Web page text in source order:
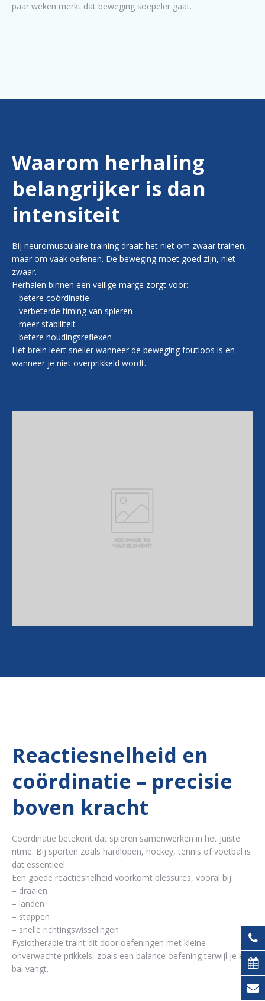
paar weken merkt dat beweging soepeler gaat.
Waarom herhaling
belangrijker is dan
intensiteit
Bij neuromusculaire training draait het niet om zwaar trainen,
maar om vaak oefenen. De beweging moet goed zijn, niet
zwaar.
Herhalen binnen een veilige marge zorgt voor:
– betere coördinatie
– verbeterde timing van spieren
– meer stabiliteit
– betere houdingsreflexen
Het brein leert sneller wanneer de beweging foutloos is en
wanneer je niet overprikkeld wordt.
Reactiesnelheid en
coördinatie – precisie
boven kracht
Coördinatie betekent dat spieren samenwerken in het juiste
ritme. Bij sporten zoals hardlopen, hockey, tennis of voetbal is
dat essentieel.
Een goede reactiesnelheid voorkomt blessures, vooral bij:
– draaien
– landen
– stappen
– snelle richtingswisselingen
Fysiotherapie traint dit door oefeningen met kleine
onverwachte prikkels, zoals een balance oefening terwijl je een
bal vangt.